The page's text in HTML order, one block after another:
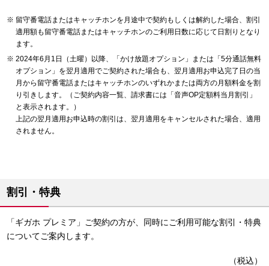
留守番電話またはキャッチホンを月途中で契約もしくは解約した場合、割引
適用額も留守番電話またはキャッチホンのご利用日数に応じて日割りとなり
ます。
2024年6月1日（土曜）以降、「かけ放題オプション」または「5分通話無料
オプション」を翌月適用でご契約された場合も、翌月適用お申込完了日の当
月から留守番電話またはキャッチホンのいずれかまたは両方の月額料金を割
り引きします。（ご契約内容一覧、請求書には「音声OP定額料当月割引」
と表示されます。）
上記の翌月適用お申込時の割引は、翌月適用をキャンセルされた場合、適用
されません。
割引・特典
「ギガホ プレミア」ご契約の方が、同時にご利用可能な割引・特典
についてご案内します。
（税込）